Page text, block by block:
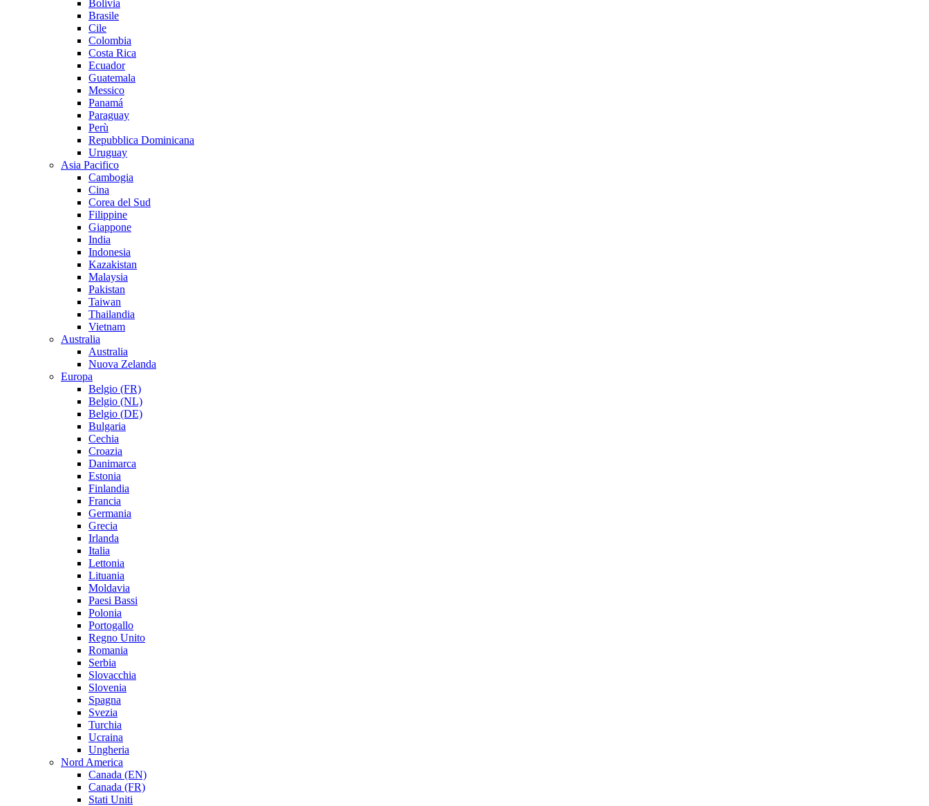
Bolivia
Brasile
Cile
Colombia
Costa Rica
Ecuador
Guatemala
Messico
Panamá
Paraguay
Perù
Repubblica Dominicana
Uruguay
Asia Pacifico
Cambogia
Cina
Corea del Sud
Filippine
Giappone
India
Indonesia
Kazakistan
Malaysia
Pakistan
Taiwan
Thailandia
Vietnam
Australia
Australia
Nuova Zelanda
Europa
Belgio (FR)
Belgio (NL)
Belgio (DE)
Bulgaria
Cechia
Croazia
Danimarca
Estonia
Finlandia
Francia
Germania
Grecia
Irlanda
Italia
Lettonia
Lituania
Moldavia
Paesi Bassi
Polonia
Portogallo
Regno Unito
Romania
Serbia
Slovacchia
Slovenia
Spagna
Svezia
Turchia
Ucraina
Ungheria
Nord America
Canada (EN)
Canada (FR)
Stati Uniti